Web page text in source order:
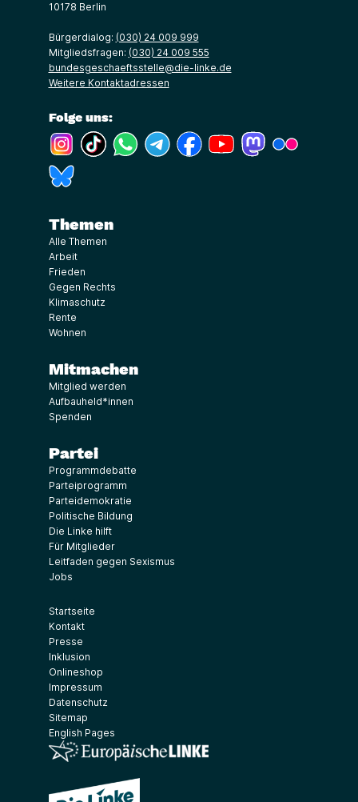
10178 Berlin
Bürgerdialog: (030) 24 009 999
Mitgliedsfragen: (030) 24 009 555
bundesgeschaeftsstelle@die-linke.de
Weitere Kontaktadressen
Folge uns:
(Link öffnet ein neues Fenster)
(Link öffnet ein neues Fenster)
(Link öffnet ein neues Fenster)
(Link öffnet ein neues Fenster)
(Link öffnet ein neues Fenster)
(Link öffnet ein neues
(Link öffnet ein
Themen
Alle Themen
Arbeit
Frieden
Gegen Rechts
Klimaschutz
Rente
Wohnen
Mitmachen
Mitglied werden
Aufbauheld*innen
Spenden
Partei
Programmdebatte
Parteiprogramm
Parteidemokratie
Politische Bildung
Die Linke hilft
Für Mitglieder
Leitfaden gegen Sexismus
Jobs
Startseite
Kontakt
Presse
Inklusion
Onlineshop
Impressum
Datenschutz
Sitemap
English Pages
(Link öffnet ein neues Fenster)